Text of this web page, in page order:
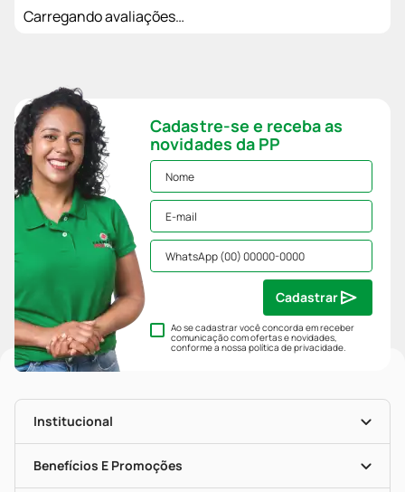
Carregando avaliações…
Cadastre-se e receba as
novidades da PP
Ao se cadastrar você concorda em receber
comunicação com ofertas e novidades,
conforme a nossapolítica de privacidade.
Cadastrar
Institucional
História
Nossas Lojas
Benefícios E Promoções